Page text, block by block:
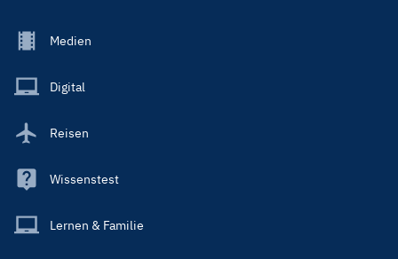
Footer
Main
Medien
Digital
Reisen
Wissenstest
Lernen & Familie